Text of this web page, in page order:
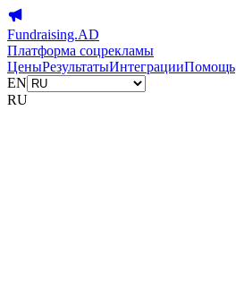
Fundraising.AD
Платформа соцрекламы
ЦеныРезультатыИнтеграцииПомощь
EN
RU